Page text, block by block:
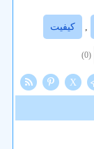
, كیفیت
(0)
X